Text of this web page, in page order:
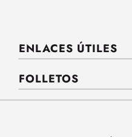
ENLACES ÚTILES
FOLLETOS